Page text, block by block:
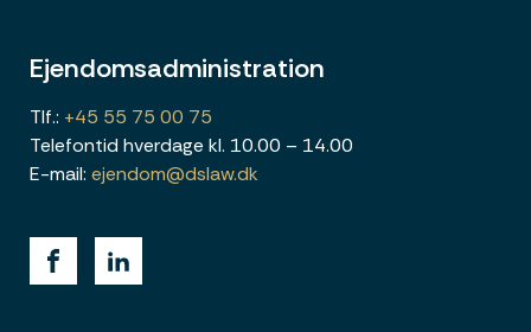
Ejendomsadministration
Tlf.: +45 55 75 00 75
Telefontid hverdage kl. 10.00 – 14.00
E-mail: ejendom@dslaw.dk